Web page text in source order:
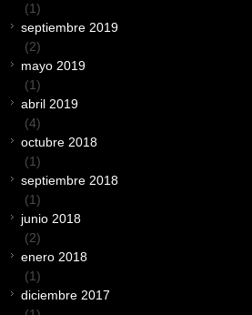
(1)
septiembre 2019
(2)
mayo 2019
(1)
abril 2019
(4)
octubre 2018
(1)
septiembre 2018
(1)
junio 2018
(2)
enero 2018
(1)
diciembre 2017